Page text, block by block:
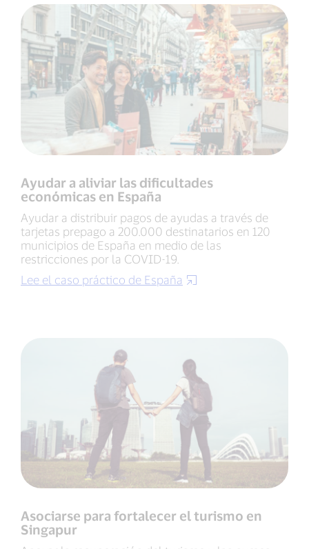
Ayudar a aliviar las dificultades
económicas en España
Ayudar a distribuir pagos de ayudas a través de
tarjetas prepago a 200.000 destinatarios en 120
municipios de España en medio de las
restricciones por la COVID-19.
Lee el caso práctico de España
Asociarse para fortalecer el turismo en
Singapur